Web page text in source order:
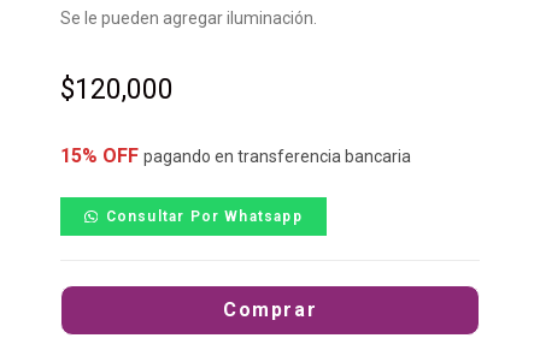
Se le pueden agregar iluminación.
$120,000
15% OFF pagando en transferencia bancaria
Consultar Por Whatsapp
Comprar